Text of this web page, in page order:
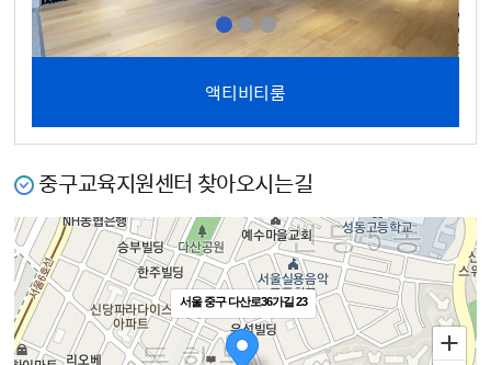
액티비티룸
중구교육지원센터 찾아오시는길
서울 중구 다산로36가길 23